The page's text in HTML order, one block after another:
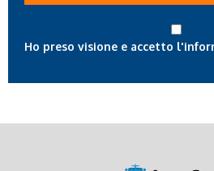
Ho preso visione e accetto